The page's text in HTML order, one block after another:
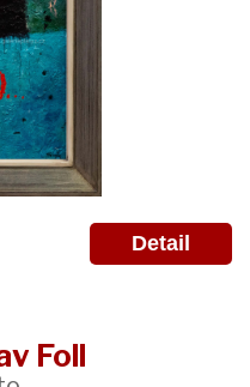
Detail
Foll